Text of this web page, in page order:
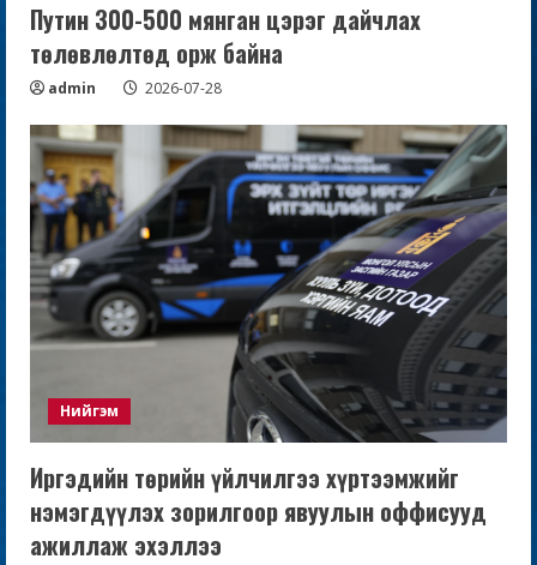
Путин 300-500 мянган цэрэг дайчлах
төлөвлөлтөд орж байна
admin 2026-07-28
Нийгэм
Иргэдийн төрийн үйлчилгээ хүртээмжийг
нэмэгдүүлэх зорилгоор явуулын оффисууд
ажиллаж эхэллээ